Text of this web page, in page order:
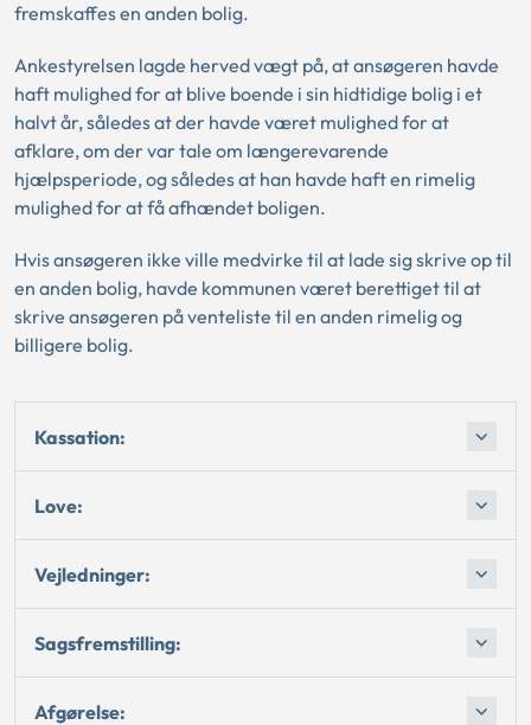
fremskaffes en anden bolig.
Ankestyrelsen lagde herved vægt på, at ansøgeren havde
haft mulighed for at blive boende i sin hidtidige bolig i et
halvt år, således at der havde været mulighed for at
afklare, om der var tale om længerevarende
hjælpsperiode, og således at han havde haft en rimelig
mulighed for at få afhændet boligen.
Hvis ansøgeren ikke ville medvirke til at lade sig skrive op til
en anden bolig, havde kommunen været berettiget til at
skrive ansøgeren på venteliste til en anden rimelig og
billigere bolig.
Kassation:
Love:
Vejledninger:
Sagsfremstilling:
Afgørelse: